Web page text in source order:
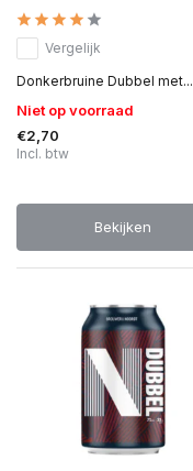
Vergelijk
Donkerbruine Dubbel met...
Niet op voorraad
€2,70
Incl. btw
Bekijken